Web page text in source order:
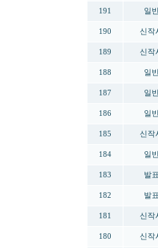
191 일
190 신작
189 신작
188 일
187 일
186 일
185 신작
184 일
183 발표
182 발표
181 신작
180 신작